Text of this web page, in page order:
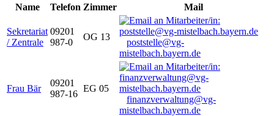
Name
Telefon Zimmer Mail
Sekretariat
/ Zentrale
09201
987-0
OG 13
poststelle@vg-
mistelbach.bayern.de
Frau Bär
09201
987-16
EG 05
finanzverwaltung@vg-
mistelbach.bayern.de